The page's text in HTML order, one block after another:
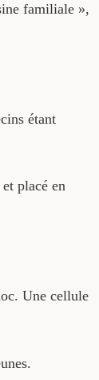
familiale »,
étant
placé en
Une cellule